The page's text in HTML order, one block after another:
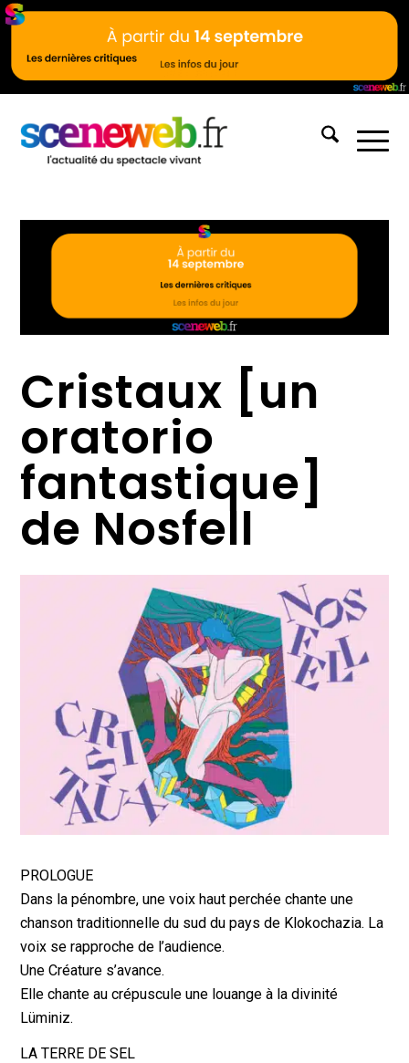
Cristaux [un
oratorio
fantastique]
de Nosfell
PROLOGUE
Dans la pénombre, une voix haut perchée chante une
chanson traditionnelle du sud du pays de Klokochazia. La
voix se rapproche de l’audience.
Une Créature s’avance.
Elle chante au crépuscule une louange à la divinité
Lüminiz.
LA TERRE DE SEL